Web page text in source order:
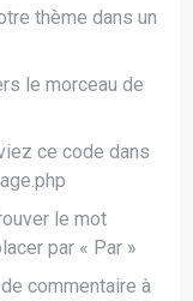
thème dans un
le morceau de
ce code dans
le mot
par « Par »
commentaire à